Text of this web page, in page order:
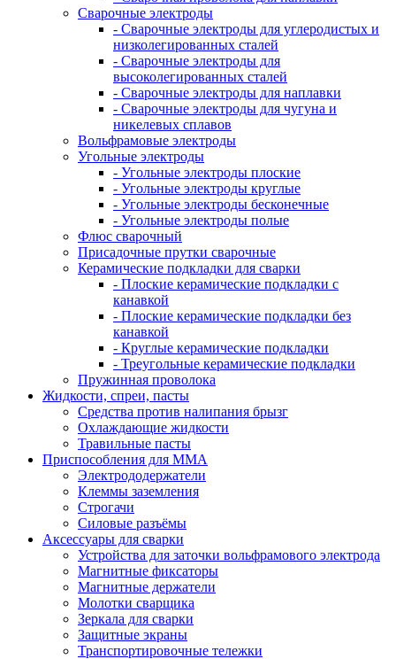
Сварочные электроды
- Сварочные электроды для углеродистых и
низколегированных сталей
- Сварочные электроды для
высоколегированных сталей
- Сварочные электроды для наплавки
- Сварочные электроды для чугуна и
никелевых сплавов
Вольфрамовые электроды
Угольные электроды
- Угольные электроды плоские
- Угольные электроды круглые
- Угольные электроды бесконечные
- Угольные электроды полые
Флюс сварочный
Присадочные прутки сварочные
Керамические подкладки для сварки
- Плоские керамические подкладки с
канавкой
- Плоские керамические подкладки без
канавкой
- Круглые керамические подкладки
- Треугольные керамические подкладки
Пружинная проволока
Жидкости, спреи, пасты
Средства против налипания брызг
Охлаждающие жидкости
Травильные пасты
Приспособления для ММА
Электрододержатели
Клеммы заземления
Строгачи
Силовые разъёмы
Аксессуары для сварки
Устройства для заточки вольфрамового электрода
Магнитные фиксаторы
Магнитные держатели
Молотки сварщика
Зеркала для сварки
Защитные экраны
Транспортировочные тележки